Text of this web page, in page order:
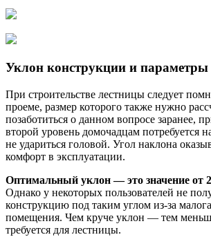
Уклон конструкции и параметры
При строительстве лестницы следует
проеме, размер которого также нужно
позаботиться о данном вопросе заранее,
второй уровень домочадцам потребуется
не удариться головой. Угол наклона
комфорт в эксплуатации.
Оптимальный уклон — это значение от
Однако у некоторых пользователей не
конструкцию под таким углом из-за
помещения. Чем круче уклон — тем
требуется для лестницы.